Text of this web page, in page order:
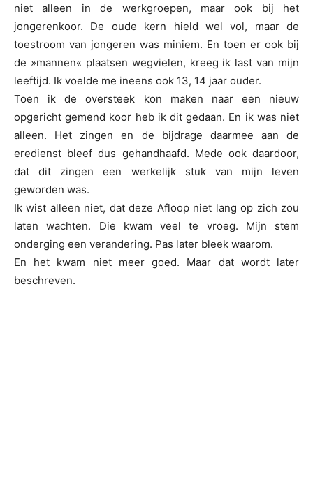
niet alleen in de werkgroepen, maar ook bij het
jongerenkoor. De oude kern hield wel vol, maar de
toestroom van jongeren was miniem. En toen er ook bij
de »mannen« plaatsen wegvielen, kreeg ik last van mijn
leeftijd. Ik voelde me ineens ook 13, 14 jaar ouder.
Toen ik de oversteek kon maken naar een nieuw
opgericht gemend koor heb ik dit gedaan. En ik was niet
alleen. Het zingen en de bijdrage daarmee aan de
eredienst bleef dus gehandhaafd. Mede ook daardoor,
dat dit zingen een werkelijk stuk van mijn leven
geworden was.
Ik wist alleen niet, dat deze Afloop niet lang op zich zou
laten wachten. Die kwam veel te vroeg. Mijn stem
onderging een verandering. Pas later bleek waarom.
En het kwam niet meer goed. Maar dat wordt later
beschreven.